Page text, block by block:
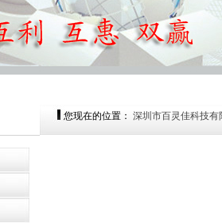
您现在的位置： 深圳市百灵佳科技有